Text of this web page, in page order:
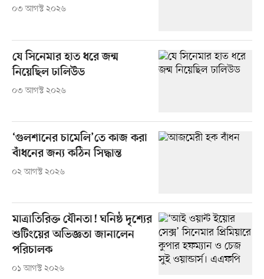
০৩ আগস্ট ২০২৬
যে সিনেমার হাত ধরে জন্ম
নিয়েছিল ঢালিউড
০৩ আগস্ট ২০২৬
‘গুলশানের চামেলি’তে কাজ করা
বাঁধনের জন্য কঠিন সিদ্ধান্ত
০২ আগস্ট ২০২৬
মাত্রাতিরিক্ত যৌনতা! ঘনিষ্ঠ দৃশ্যের
শুটিংয়ের অভিজ্ঞতা জানালেন
পরিচালক
০১ আগস্ট ২০২৬